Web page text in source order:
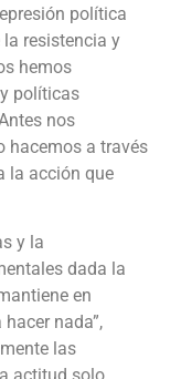
política
resistencia y
hemos
políticas
nos
hacemos a través
la acción que
y la
dada la
en
nada”,
las